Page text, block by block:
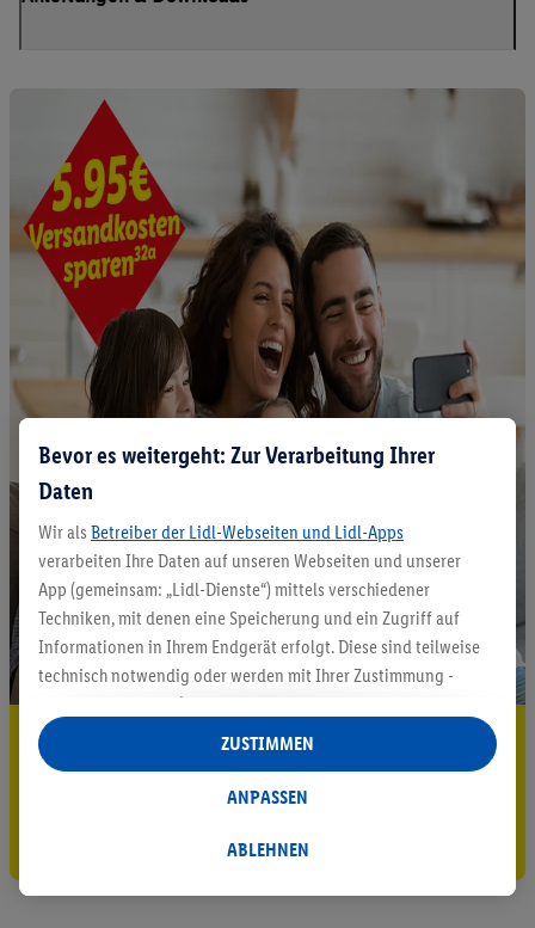
5.95 € Versand sparen³²ᵃ
Bevor es weitergeht: Zur Verarbeitung Ihrer
Daten
Wir als Betreiber der Lidl-Webseiten und Lidl-Apps
verarbeiten Ihre Daten auf unseren Webseiten und unserer
App (gemeinsam: „Lidl-Dienste“) mittels verschiedener
Techniken, mit denen eine Speicherung und ein Zugriff auf
Informationen in Ihrem Endgerät erfolgt. Diese sind teilweise
technisch notwendig oder werden mit Ihrer Zustimmung -
auch durch Partner (u.a.
Verantwortliche; im Zusammenhang mit dem IAB TCF
insgesamt
Statistik-Erstellung oder für personalisierte Werbung
Datenverarbeitungen für personalisierte Werbung werden
ABLEHNEN
ANPASSEN
ZUSTIMMEN